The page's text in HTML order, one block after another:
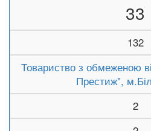
33
132
Товариство з обмеженою
Престиж",
2